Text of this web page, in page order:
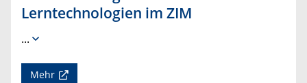
Lerntechnologien im ZIM
...
Mehr